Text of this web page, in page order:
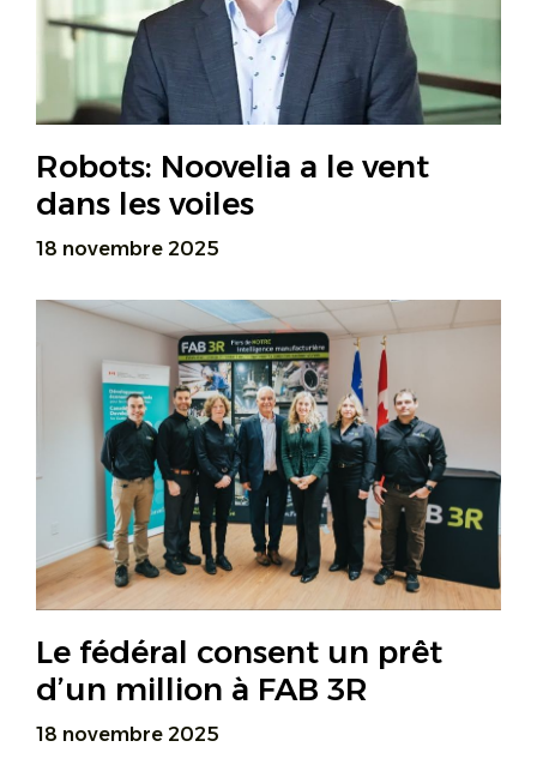
Robots: Noovelia a le vent
dans les voiles
18 novembre 2025
Le fédéral consent un prêt
d’un million à FAB 3R
18 novembre 2025